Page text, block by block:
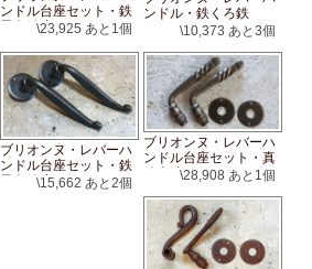
ンドル台座セット・鉄
黒色錆止め
\23,925 あと1個
ンドル・鉄くろ鉄
\10,373 あと3個
ブリオンヌ・レバーハ
ンドル台座セット・鉄
黒色錆止め
\15,662 あと2個
ブリオンヌ・レバーハ
ンドル台座セット・真
鍮古味\28,908 あと1個